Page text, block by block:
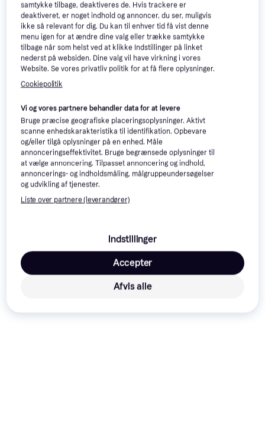
111 kr.
Eller 3 betalinger af 37 kr.
YATO YT-6237, Flad
Halvrundfil
82 kr.
Eller 3 betalinger af 27 kr.
Bahco 1-210-08-2-0
Bahco Ergo 1-210-10-3-2
Halvrundfil
Skaftlængde: 250, Vægt: 344
Eller 3 betalinger af 56 kr.
samtykke tilbage, deaktiveres de. Hvis trackere er
deaktiveret, er noget indhold og annoncer, du ser, muligvis
ikke så relevant for dig. Du kan til enhver tid få vist denne
menu igen for at ændre dine valg eller trække samtykke
tilbage når som helst ved at klikke Indstillinger på linket
nederst på websiden. Dine valg vil have virkning i vores
Website. Se vores privatliv politik for at få flere oplysninger.
Cookiepolitik
Vi og vores partnere behandler data for at levere
Bruge præcise geografiske placeringsoplysninger. Aktivt
scanne enhedskarakteristika til identifikation. Opbevare
og/eller tilgå oplysninger på en enhed. Måle
annonceringseffektivitet. Bruge begrænsede oplysninger til
at vælge annoncering. Tilpasset annoncering og indhold,
annoncerings- og indholdsmåling, målgruppeundersøgelser
og udvikling af tjenester.
Liste over partnere (leverandører)
Indstillinger
Afvis alle
Accepter